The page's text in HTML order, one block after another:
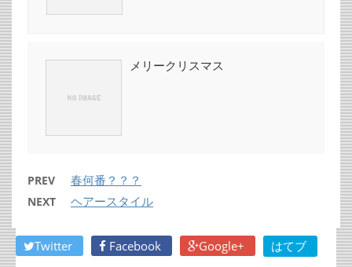
メリークリスマス
PREV 春何番？？？
NEXT ヘアースタイル
Twitter Facebook Google+ はてブ